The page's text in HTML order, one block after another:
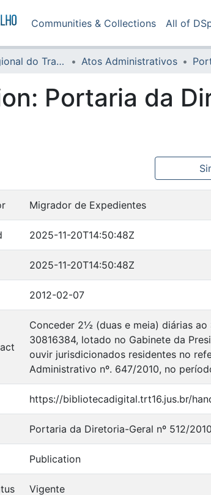
Communities & Collections All of
Tribunal Regional do Trabalho da 16ª Região Atos Administrativos
Portaria da
Migrador de Expedientes
2025-11-20T14:50:48Z
2025-11-20T14:50:48Z
2012-02-07
Conceder 2½ (duas e meia) diárias ao
30816384, lotado no Gabinete da
ouvir jurisdicionados residentes no
Administrativo nº. 647/2010, no
https://bibliotecadigital.trt16.jus.br/
Portaria da Diretoria-Geral nº 512/
Publication
Vigente